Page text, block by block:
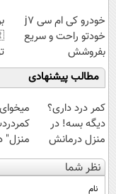
خودرو کی ام سی j7
خودتو راحت و سریع
بفروشش
مطالب پیشنهادی
کمر درد داری؟
دیگه بسه! در
منزل درمانش
کن
(◀پرسش‌نامه)
میخوای
منزل"
کنی؟
نظر شما
نام